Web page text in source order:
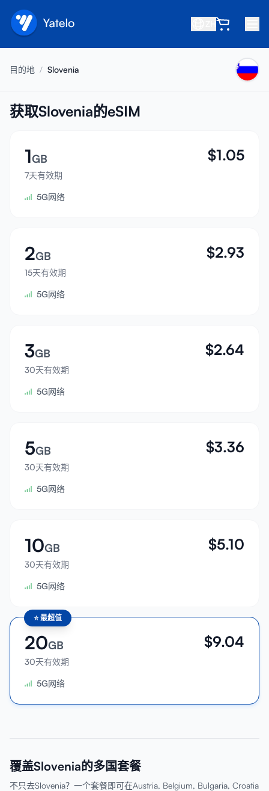
关于我们
推荐好友
成为合作伙伴
帮助中心
支持
设备兼容性
登录
目的地 / Slovenia
获取Slovenia的eSIM
1GB
7天有效期
$1.05
5G网络
2GB
15天有效期
$2.93
5G网络
3GB
30天有效期
$2.64
5G网络
5GB
30天有效期
$3.36
5G网络
10GB
30天有效期
$5.10
5G网络
⭐最超值
20GB
30天有效期
$9.04
5G网络
覆盖Slovenia的多国套餐
不只去Slovenia？一个套餐即可在Austria, Belgium, Bulgaria, Croatia